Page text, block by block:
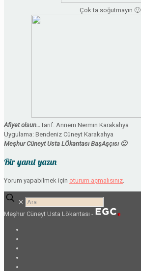
Çok ta soğutmayın 🙂
Afiyet olsun…Tarif: Annem Nermin Karakahya
Uygulama: Bendeniz Cüneyt Karakahya
Meşhur Cüneyt Usta LÖkantası BaşAşçısı 🙂
Bir yanıt yazın
Yorum yapabilmek için oturum açmalısınız.
✕
Meşhur Cüneyt Usta Lökantası -